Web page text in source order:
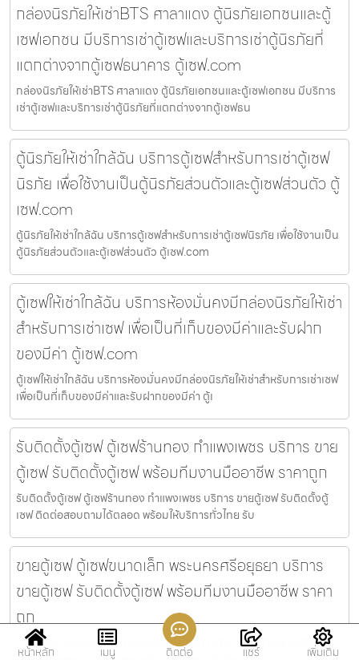
กล่องนิรภัยให้เช่าBTS ศาลาแดง ตู้นิรภัยเอกชนและตู้
เซฟเอกชน มีบริการเช่าตู้เซฟและบริการเช่าตู้นิรภัยที่
แตกต่างจากตู้เซฟธนาคาร ตู้เซฟ.com
กล่องนิรภัยให้เช่าBTS ศาลาแดง ตู้นิรภัยเอกชนและตู้เซฟเอกชน มีบริการ
เช่าตู้เซฟและบริการเช่าตู้นิรภัยที่แตกต่างจากตู้เซฟธน
ตู้นิรภัยให้เช่าใกล้ฉัน บริการตู้เซฟสำหรับการเช่าตู้เซฟ
นิรภัย เพื่อใช้งานเป็นตู้นิรภัยส่วนตัวและตู้เซฟส่วนตัว ตู้
เซฟ.com
ตู้นิรภัยให้เช่าใกล้ฉัน บริการตู้เซฟสำหรับการเช่าตู้เซฟนิรภัย เพื่อใช้งานเป็น
ตู้นิรภัยส่วนตัวและตู้เซฟส่วนตัว ตู้เซฟ.com
ตู้เซฟให้เช่าใกล้ฉัน บริการห้องมั่นคงมีกล่องนิรภัยให้เช่า
สำหรับการเช่าเซฟ เพื่อเป็นที่เก็บของมีค่าและรับฝาก
ของมีค่า ตู้เซฟ.com
ตู้เซฟให้เช่าใกล้ฉัน บริการห้องมั่นคงมีกล่องนิรภัยให้เช่าสำหรับการเช่าเซฟ
เพื่อเป็นที่เก็บของมีค่าและรับฝากของมีค่า ตู้เ
รับติดตั้งตู้เซฟ ตู้เซฟร้านทอง กำแพงเพชร บริการ ขาย
ตู้เซฟ รับติดตั้งตู้เซฟ พร้อมทีมงานมืออาชีพ ราคาถูก
รับติดตั้งตู้เซฟ ตู้เซฟร้านทอง กำแพงเพชร บริการ ขายตู้เซฟ รับติดตั้งตู้
เซฟ ติดต่อสอบถามได้ตลอด พร้อมให้บริการทั่วไทย รับ
ขายตู้เซฟ ตู้เซฟขนาดเล็ก พระนครศรีอยุธยา บริการ
ขายตู้เซฟ รับติดตั้งตู้เซฟ พร้อมทีมงานมืออาชีพ ราคา
ถูก
ขายตู้เซฟ ตู้เซฟขนาดเล็ก พระนครศรีอยุธยา บริการ ขายตู้เซฟ รับติดตั้งตู้
หน้าหลัก เมนู ติดต่อ แชร์ เพิ่มเติม